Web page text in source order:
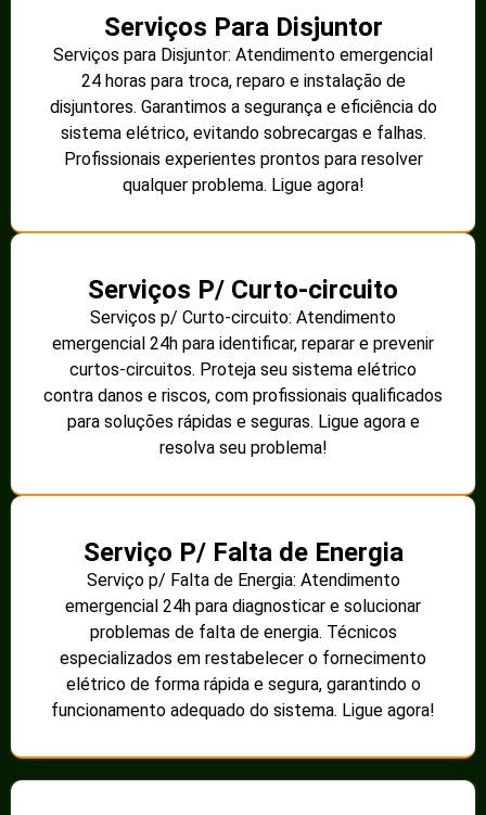
Serviços Para Disjuntor
Serviços para Disjuntor: Atendimento emergencial
24 horas para troca, reparo e instalação de
disjuntores. Garantimos a segurança e eficiência do
sistema elétrico, evitando sobrecargas e falhas.
Profissionais experientes prontos para resolver
qualquer problema. Ligue agora!
Serviços P/ Curto-circuito
Serviços p/ Curto-circuito: Atendimento
emergencial 24h para identificar, reparar e prevenir
curtos-circuitos. Proteja seu sistema elétrico
contra danos e riscos, com profissionais qualificados
para soluções rápidas e seguras. Ligue agora e
resolva seu problema!
Serviço P/ Falta de Energia
Serviço p/ Falta de Energia: Atendimento
emergencial 24h para diagnosticar e solucionar
problemas de falta de energia. Técnicos
especializados em restabelecer o fornecimento
elétrico de forma rápida e segura, garantindo o
funcionamento adequado do sistema. Ligue agora!